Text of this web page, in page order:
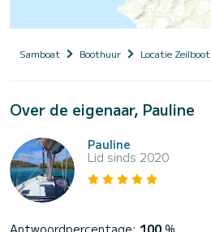
Samboat Boothuur Locatie Zeilboot
Over de eigenaar, Pauline
Pauline
Lid sinds 2020